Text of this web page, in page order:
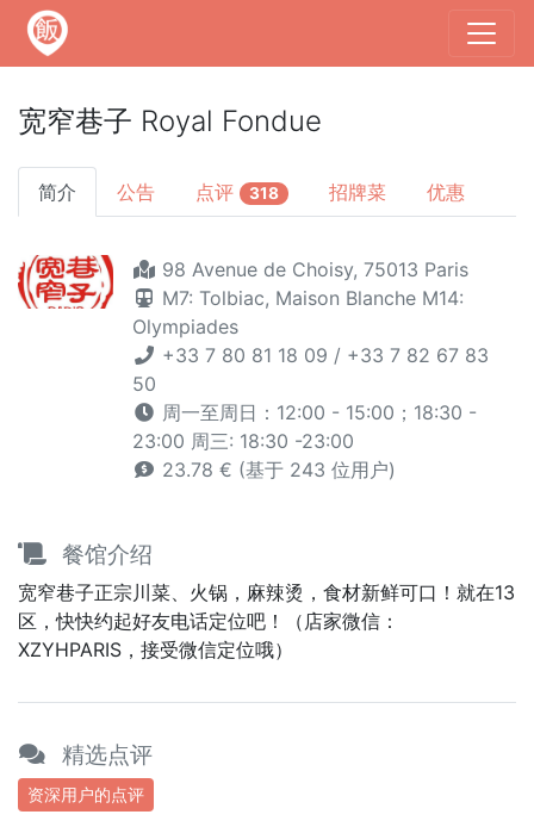
宽窄巷子 Royal Fondue
简介 公告 点评 318 招牌菜 优惠
98 Avenue de Choisy, 75013 Paris
M7: Tolbiac, Maison Blanche M14:
Olympiades
+33 7 80 81 18 09 / +33 7 82 67 83
50
周一至周日：12:00 - 15:00；18:30 -
23:00 周三: 18:30 -23:00
23.78 € (基于 243 位用户)
餐馆介绍
宽窄巷子正宗川菜、火锅，麻辣烫，食材新鲜可口！就在13
区，快快约起好友电话定位吧！（店家微信：
XZYHPARIS，接受微信定位哦）
精选点评
资深用户的点评